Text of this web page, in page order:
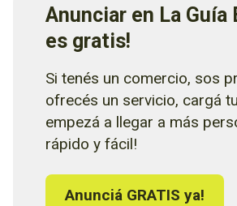
Anunciar en La Guía
es gratis!
Si tenés un comercio, sos
ofrecés un servicio, cargá
empezá a llegar a más
rápido y fácil!
Anunciá GRATIS ya!